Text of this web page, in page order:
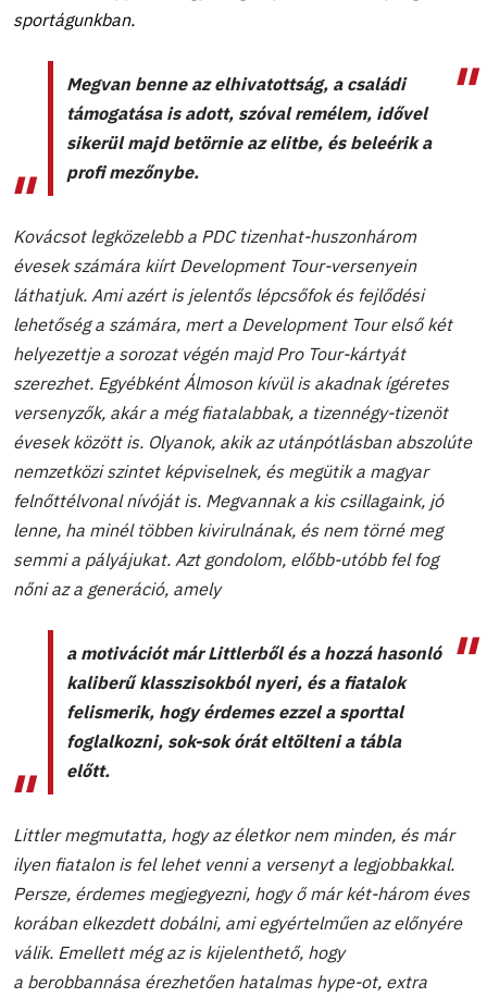
sportágunkban.
Megvan benne az elhivatottság, a családi
támogatása is adott, szóval remélem, idővel
sikerül majd betörnie az elitbe, és beleérik a
profi mezőnybe.
Kovácsot legközelebb a PDC tizenhat-huszonhárom
évesek számára kiírt Development Tour-versenyein
láthatjuk. Ami azért is jelentős lépcsőfok és fejlődési
lehetőség a számára, mert a Development Tour első két
helyezettje a sorozat végén majd Pro Tour-kártyát
szerezhet. Egyébként Álmoson kívül is akadnak ígéretes
versenyzők, akár a még fiatalabbak, a tizennégy-tizenöt
évesek között is. Olyanok, akik az utánpótlásban abszolúte
nemzetközi szintet képviselnek, és megütik a magyar
felnőttélvonal nívóját is. Megvannak a kis csillagaink, jó
lenne, ha minél többen kivirulnának, és nem törné meg
semmi a pályájukat. Azt gondolom, előbb-utóbb fel fog
nőni az a generáció, amely
a motivációt már Littlerből és a hozzá hasonló
kaliberű klasszisokból nyeri, és a fiatalok
felismerik, hogy érdemes ezzel a sporttal
foglalkozni, sok-sok órát eltölteni a tábla
előtt.
Littler megmutatta, hogy az életkor nem minden, és már
ilyen fiatalon is fel lehet venni a versenyt a legjobbakkal.
Persze, érdemes megjegyezni, hogy ő már két-három éves
korában elkezdett dobálni, ami egyértelműen az előnyére
válik. Emellett még az is kijelenthető, hogy
a berobbannása érezhetően hatalmas hype-ot, extra